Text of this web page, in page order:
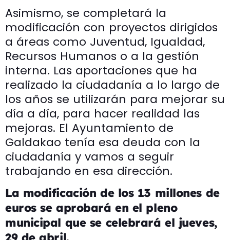
Asimismo, se completará la
modificación con proyectos dirigidos
a áreas como Juventud, Igualdad,
Recursos Humanos o a la gestión
interna. Las aportaciones que ha
realizado la ciudadanía a lo largo de
los años se utilizarán para mejorar su
día a día, para hacer realidad las
mejoras. El Ayuntamiento de
Galdakao tenía esa deuda con la
ciudadanía y vamos a seguir
trabajando en esa dirección.
La modificación de los 13 millones de
euros se aprobará en el pleno
municipal que se celebrará el jueves,